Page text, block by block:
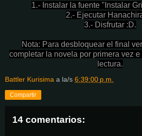
1.- Instalar la fuente "Instalar
2.- Ejecutar
3.- Disfrutar :D.
Nota: Para desbloquear el final
completar la novela por primera vez
lectura.
Battler Kurisima a la/s 6:39:00 p.m.
Compartir
14 comentarios: